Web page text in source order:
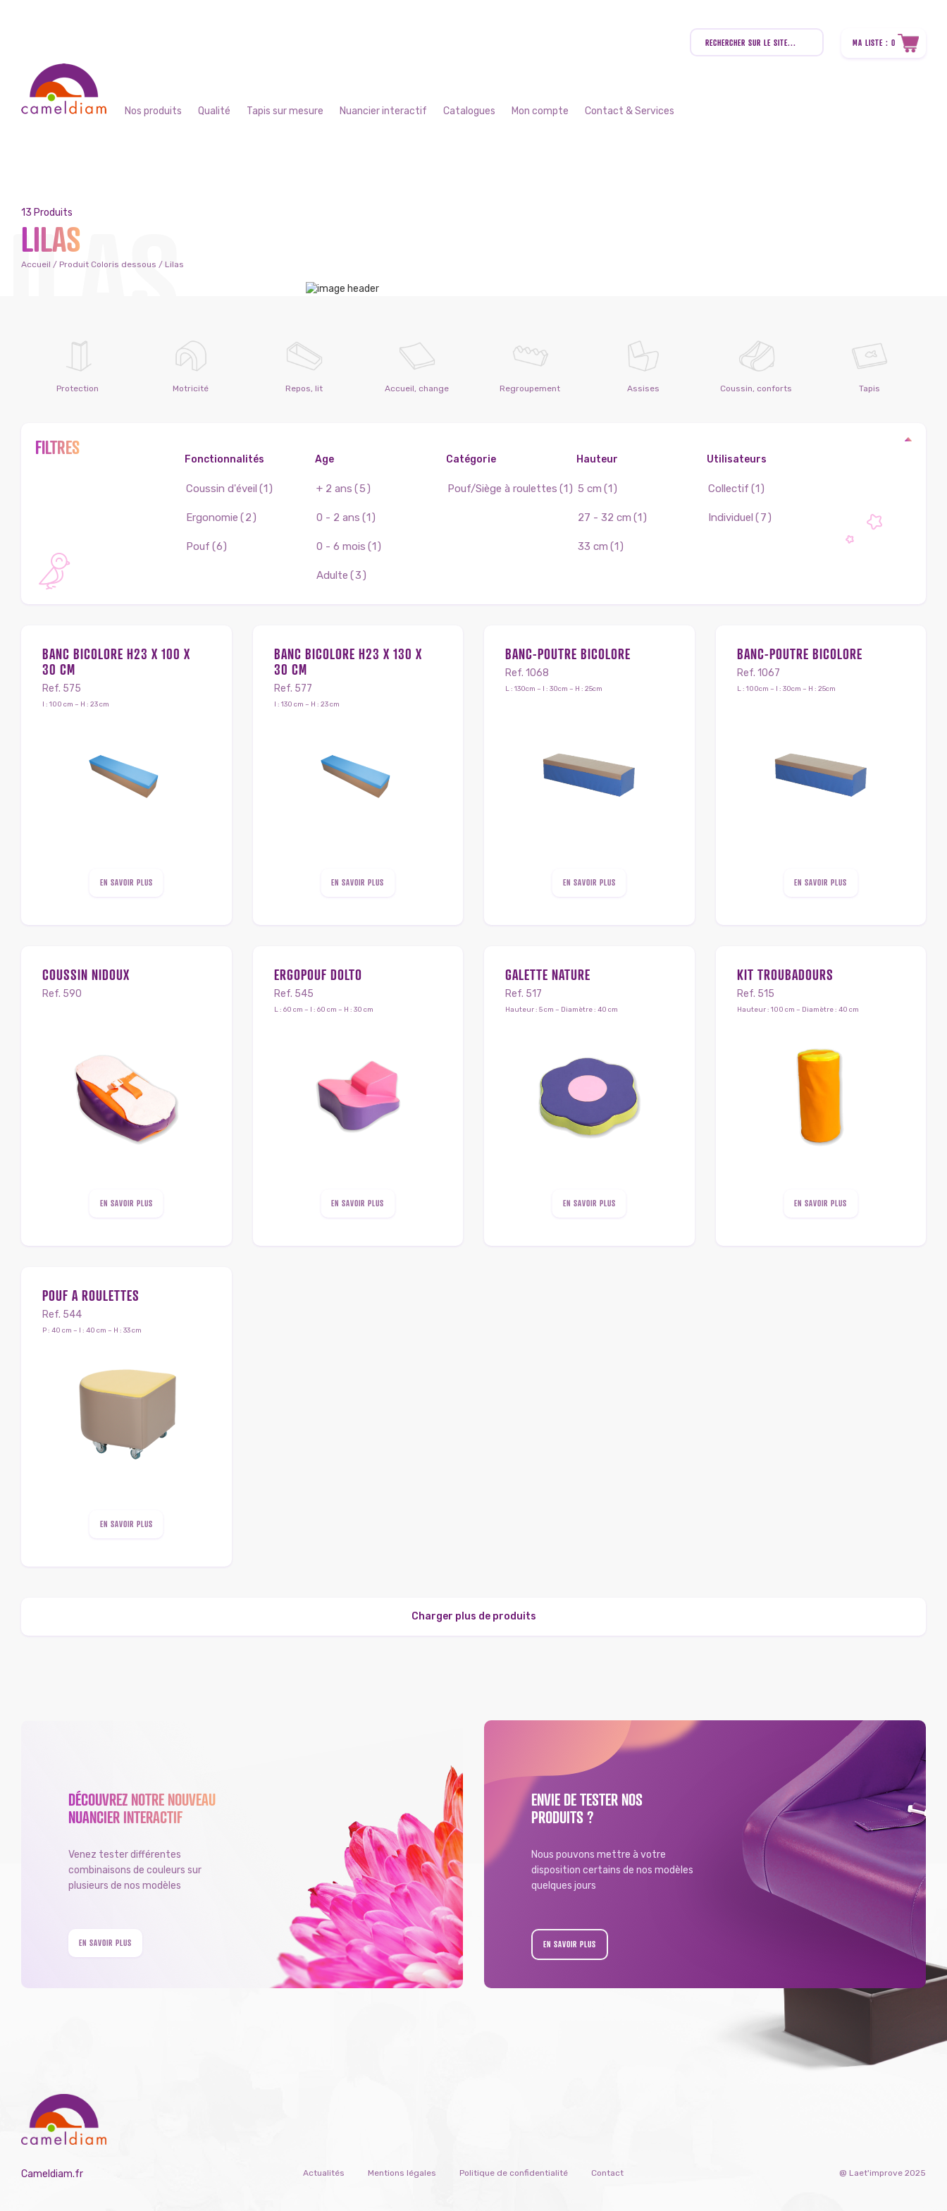
Nos produits Qualité Tapis sur mesure Nuancier interactif Catalogues Mon compte Contact & Services
Recherche
produits
MA LISTE : 0
13 Produits
LILAS
Accueil / Produit Coloris dessous / Lilas
Protection Motricité Repos, lit Accueil, change Regroupement Assises Coussin, conforts Tapis
FILTRES
Fonctionnalités
Coussin d'éveil (1)
Ergonomie (2)
Pouf (6)
Age
+ 2 ans (5)
0 - 2 ans (1)
0 - 6 mois (1)
Adulte (3)
Catégorie
Pouf/Siège à roulettes (1)
Hauteur
5 cm (1)
27 - 32 cm (1)
33 cm (1)
Utilisateurs
Collectif (1)
Individuel (7)
BANC BICOLORE H23 X 100 X
30 CM
Ref. 575
l : 100 cm – H : 23 cm
EN SAVOIR PLUS
BANC BICOLORE H23 X 130 X
30 CM
Ref. 577
l : 130 cm – H : 23 cm
EN SAVOIR PLUS
BANC-POUTRE BICOLORE
Ref. 1068
L : 130cm – l : 30cm – H : 25cm
EN SAVOIR PLUS
BANC-POUTRE BICOLORE
Ref. 1067
L : 100cm – l : 30cm – H : 25cm
EN SAVOIR PLUS
COUSSIN NIDOUX
Ref. 590
EN SAVOIR PLUS
ERGOPOUF DOLTO
Ref. 545
L : 60 cm – l : 60 cm – H : 30 cm
EN SAVOIR PLUS
GALETTE NATURE
Ref. 517
Hauteur : 5 cm – Diamètre : 40 cm
EN SAVOIR PLUS
KIT TROUBADOURS
Ref. 515
Hauteur : 100 cm – Diamètre : 40 cm
EN SAVOIR PLUS
POUF A ROULETTES
Ref. 544
P : 40 cm – l : 40 cm – H : 33 cm
EN SAVOIR PLUS
Charger plus de produits
DÉCOUVREZ NOTRE NOUVEAU
NUANCIER INTERACTIF
Venez tester différentes
combinaisons de couleurs sur
plusieurs de nos modèles
EN SAVOIR PLUS
ENVIE DE TESTER NOS
PRODUITS ?
Nous pouvons mettre à votre
disposition certains de nos modèles
quelques jours
EN SAVOIR PLUS
Cameldiam.fr @ Laet'improve 2025
Actualités Mentions légales Politique de confidentialité Contact